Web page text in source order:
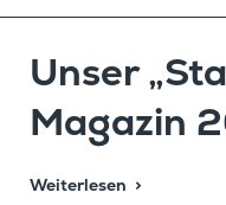
Unser
Magazin
Weiterlesen